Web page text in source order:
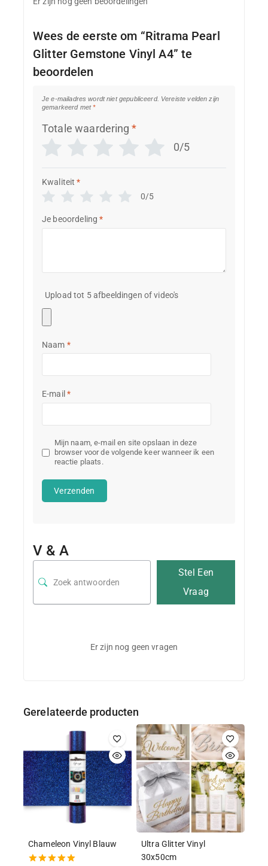
Wees de eerste om “Ritrama Pearl
Glitter Gemstone Vinyl A4” te
beoordelen
Je e-mailadres wordt niet gepubliceerd. Vereiste velden zijn
gemarkeerd met*
Totale waardering *
0/5
Kwaliteit *
0/5
Je beoordeling*
Upload tot 5 afbeeldingen of video's
Naam *
E-mail*
Mijn naam, e-mail en site opslaan in deze
browser voor de volgende keer wanneer ik een
reactie plaats.
V & A
Stel Een
Vraag
Er zijn nog geen vragen
Gerelateerde producten
Chameleon Vinyl Blauw
Ultra Glitter Vinyl
30x50cm